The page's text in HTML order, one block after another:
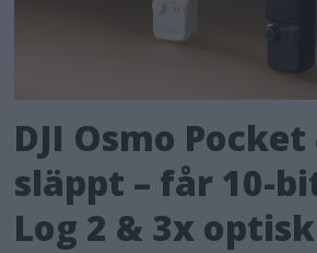
DJI Osmo Pocket
släppt – får 10-
Log 2 & 3x